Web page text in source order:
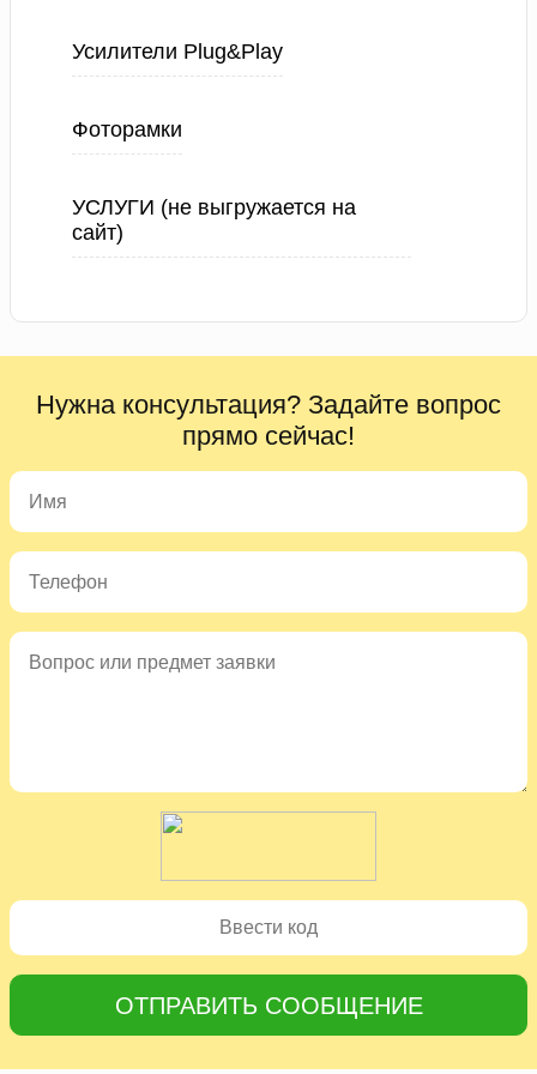
Усилители Plug&Play
Фоторамки
УСЛУГИ (не выгружается на
сайт)
Нужна консультация? Задайте вопрос
прямо сейчас!
ОТПРАВИТЬ СООБЩЕНИЕ